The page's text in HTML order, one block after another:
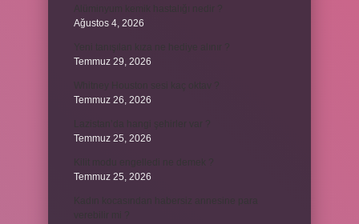
Ağustos 4, 2026
Temmuz 29, 2026
Temmuz 26, 2026
Temmuz 25, 2026
Temmuz 25, 2026